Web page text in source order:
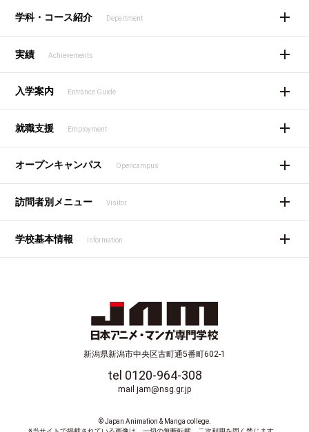
学科・コース紹介 Department
実績 Achievements
入学案内 Entrance Guide
就職支援 Employment
オープンキャンパス Opencampus
訪問者別メニュー Visitor
学校基本情報 Information
新潟県新潟市中央区古町通5番町602-1
tel 0120-964-308
mail jam@nsg.gr.jp
© Japan Animation & Manga college.